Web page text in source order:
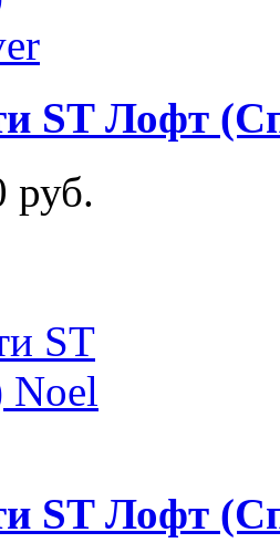
ST Лофт
руб.
ST Лофт